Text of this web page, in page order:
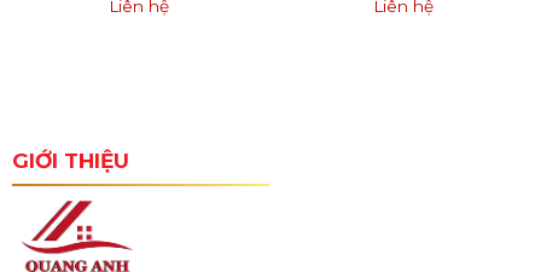
Liên hệ
Liên hệ
GIỚI THIỆU